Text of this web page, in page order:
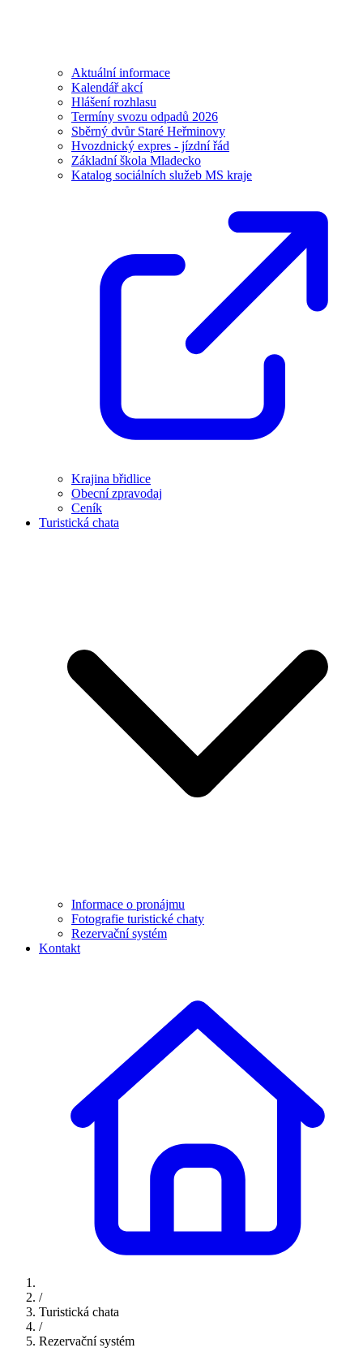
Aktuální informace
Kalendář akcí
Hlášení rozhlasu
Termíny svozu odpadů 2026
Sběrný dvůr Staré Heřminovy
Hvozdnický expres - jízdní řád
Základní škola Mladecko
Katalog sociálních služeb MS kraje
Krajina břidlice
Obecní zpravodaj
Ceník
Turistická chata
Informace o pronájmu
Fotografie turistické chaty
Rezervační systém
Kontakt
/
Turistická chata
/
Rezervační systém